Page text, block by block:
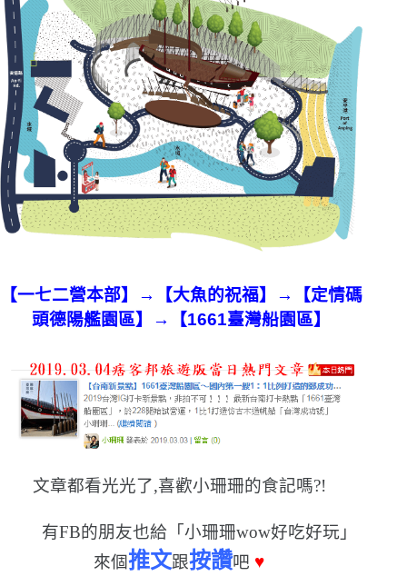
【一七二營本部】 → 【大魚的祝福】 →
【定情碼
頭德陽艦園區】
→ 【1661臺灣船園區】
文章都看光光了,喜歡小珊珊的食記嗎?!
有FB的朋友也給「小珊珊wow好吃好玩」
來個推文跟按讚吧 ♥